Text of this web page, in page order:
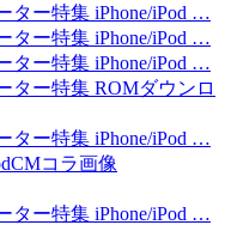
ター特集 iPhone/iPod …
ター特集 iPhone/iPod …
ター特集 iPhone/iPod …
ター特集 ROMダウンロ
ター特集 iPhone/iPod …
コラ画像
ター特集 iPhone/iPod …